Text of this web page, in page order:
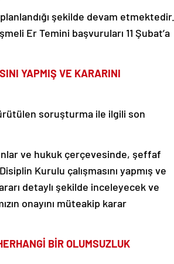
şekilde devam etmektedir.
Er Temini başvuruları 11 Şubat’a
YAPMIŞ VE KARARINI
soruşturma ile ilgili son
ve hukuk çerçevesinde, şeffaf
Kurulu çalışmasını yapmış ve
detaylı şekilde inceleyecek ve
onayını müteakip karar
BİR OLUMSUZLUK